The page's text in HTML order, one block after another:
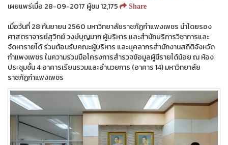
เผยแพร่เมื่อ 28-09-2017 ผู้ชม 12,175
Share
เมื่อวันที่ 28 กันยายน 2560 มหาวิทยาลัยราชภัฏกำแพงเพชร นำโดยรอง
ศาสตราจารย์สุวิทย์ วงษ์บุญมาก ผู้บริหาร และสำนักบริการวิชาการและ
จัดหารายได้ ร่วมต้อนรับคณะผู้บริหาร และบุคลากรสำนักงานสถิติจังหวัด
กำแพงเพชร ในความร่วมมือโครงการสำรวจข้อมูลผู้มีรายได้น้อย ณ ห้อง
ประชุมชั้น 4 อาคารเรียนรวมและอำนวยการ (อาคาร 14) มหาวิทยาลัย
ราชภัฏกำแพงเพชร